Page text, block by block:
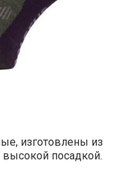
изготовлены из
посадкой.